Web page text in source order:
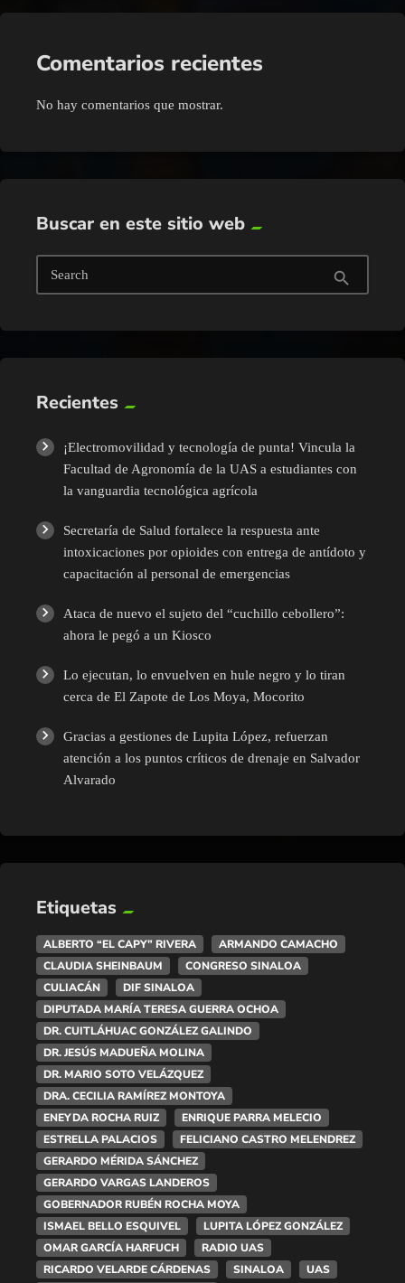
Comentarios recientes
No hay comentarios que mostrar.
Buscar en este sitio web
Search search
Recientes
¡Electromovilidad y tecnología de punta! Vincula la
Facultad de Agronomía de la UAS a estudiantes con
la vanguardia tecnológica agrícola
Secretaría de Salud fortalece la respuesta ante
intoxicaciones por opioides con entrega de antídoto y
capacitación al personal de emergencias
Ataca de nuevo el sujeto del “cuchillo cebollero”:
ahora le pegó a un Kiosco
Lo ejecutan, lo envuelven en hule negro y lo tiran
cerca de El Zapote de Los Moya, Mocorito
Gracias a gestiones de Lupita López, refuerzan
atención a los puntos críticos de drenaje en Salvador
Alvarado
Etiquetas
ALBERTO “EL CAPY” RIVERA
ARMANDO CAMACHO
CLAUDIA SHEINBAUM
CONGRESO SINALOA
CULIACÁN
DIF SINALOA
DIPUTADA MARÍA TERESA GUERRA OCHOA
DR. CUITLÁHUAC GONZÁLEZ GALINDO
DR. JESÚS MADUEÑA MOLINA
DR. MARIO SOTO VELÁZQUEZ
DRA. CECILIA RAMÍREZ MONTOYA
ENEYDA ROCHA RUIZ
ENRIQUE PARRA MELECIO
ESTRELLA PALACIOS
FELICIANO CASTRO MELENDREZ
GERARDO MÉRIDA SÁNCHEZ
GERARDO VARGAS LANDEROS
GOBERNADOR RUBÉN ROCHA MOYA
ISMAEL BELLO ESQUIVEL
LUPITA LÓPEZ GONZÁLEZ
OMAR GARCÍA HARFUCH
RADIO UAS
RICARDO VELARDE CÁRDENAS
SINALOA
UAS